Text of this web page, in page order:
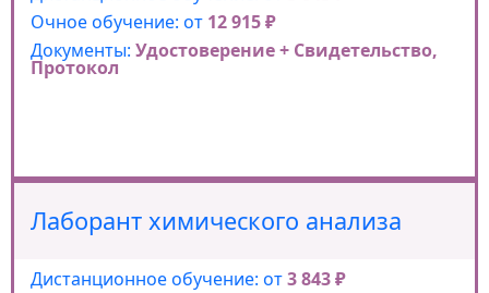
Очное обучение: от 12 915 ₽
Документы: Удостоверение + Свидетельство,
Протокол
Лаборант химического анализа
Дистанционное обучение: от3 843 ₽